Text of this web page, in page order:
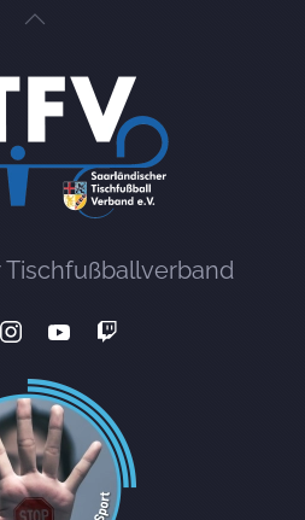
Tischfußballverband